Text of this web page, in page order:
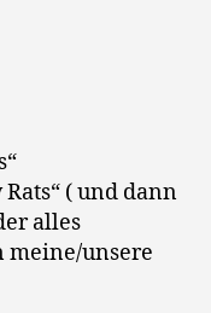
( und dann
alles
unsere